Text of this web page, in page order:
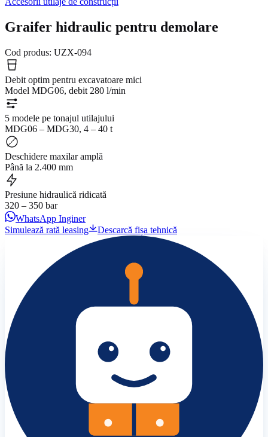
Graifer hidraulic pentru demolare
Cod produs: UZX-094
Debit optim pentru excavatoare mici
Model MDG06, debit 280 l/min
5 modele pe tonajul utilajului
MDG06 – MDG30, 4 – 40 t
Deschidere maxilar amplă
Până la 2.400 mm
Presiune hidraulică ridicată
320 – 350 bar
WhatsApp Inginer
Simulează rată leasing
Descarcă fișa tehnică